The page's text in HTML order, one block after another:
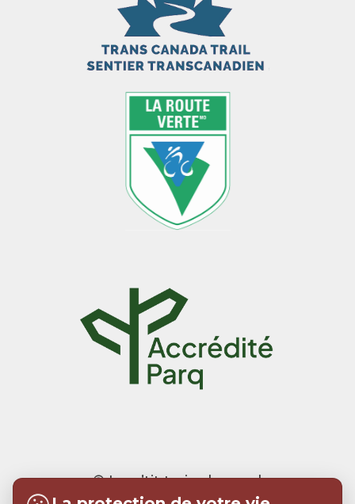
© Le p’tit train du nord